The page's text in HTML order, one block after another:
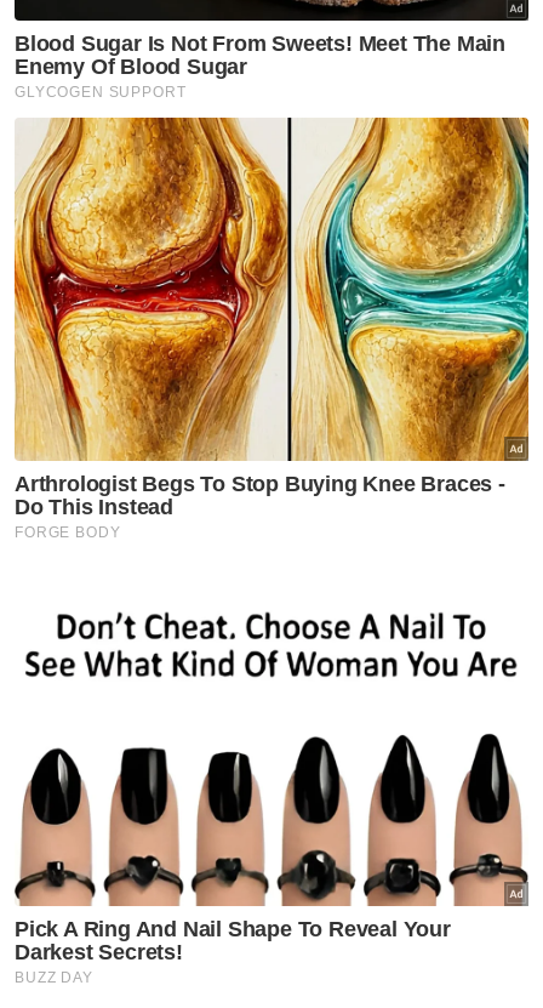
Penurunan sektor ini disebabkan
pengeluaran produk elektrik, elektronik dan
optikal yang terkesan oleh permintaan global
yang melemah terutama melibatkan
semikonduktor, litar bersepadu dan alat
ganti, kata Mohd Uzir.
"Pulau Pinang yang merupakan pengeluar
utama produk elektrik dan elektronik negara
merekodkan kejatuhan sektor pembuatan
sebanyak 0.5 peratus disebabkan
penyusutan pengeluaran produk berkenaan
sebanyak 0.8 peratus.
perkhidmatan sebanyak enam peratus
mengimbangi kejatuhan ini, sekali gus
Beliau berkata, sektor pertanian yang
merupakan penyumbang ketiga terbesar
KDNK nasional pada 2023, menunjukkan
sedikit peningkatan sebanyak 0.7 peratus
berbanding 2022 sebanyak 1.3 peratus.
"Pahang muncul sebagai peneraju utama